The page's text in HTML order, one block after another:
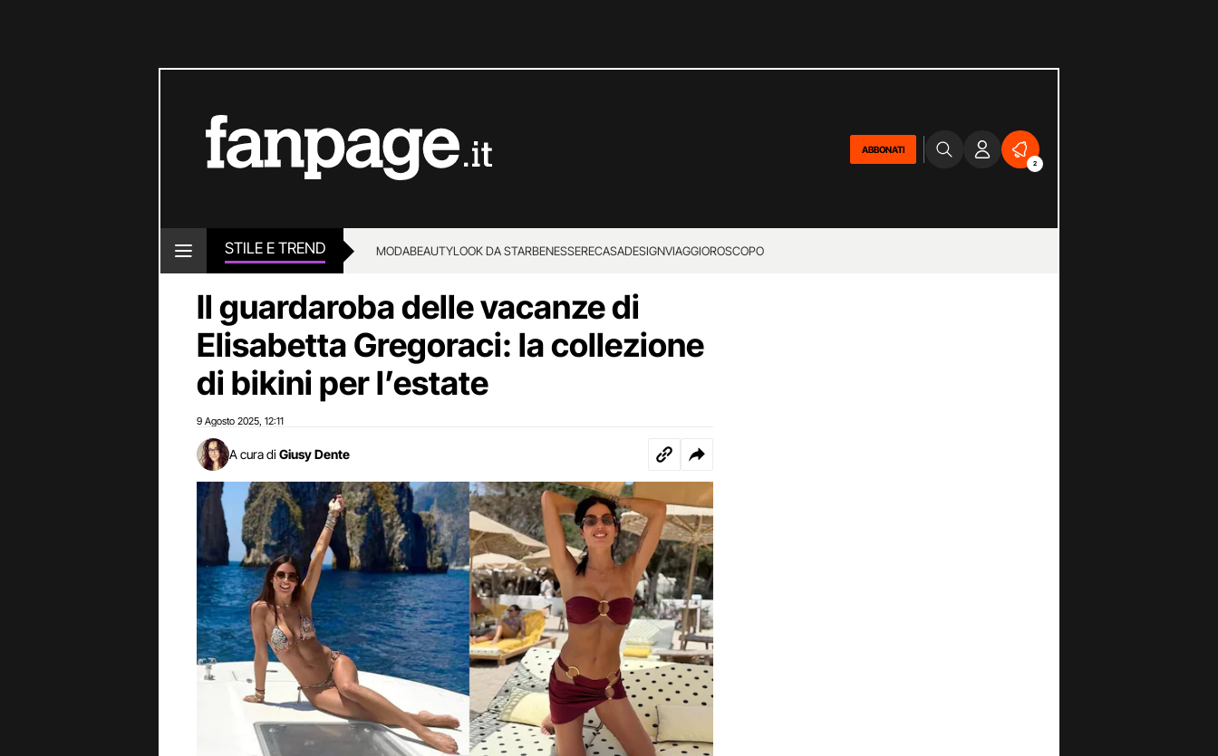
ABBONATI
2
STILE E TREND MODABEAUTYLOOK DA STARBENESSERECASADESIGNVIAGGIOROSCOPO
Il guardaroba delle vacanze di
Elisabetta Gregoraci: la collezione
di bikini per l’estate
9 Agosto 2025 12:11
A cura di Giusy Dente